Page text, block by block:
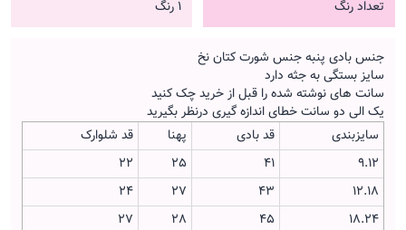
تعداد رنگ 1 رنگ
جنس بادی پنبه جنس شورت کتان نخ
سایز بستگی به جثه دارد
سانت های نوشته شده را قبل از خرید چک کنید
یک الی دو سانت خطای اندازه گیری درنظر بگیرید
سایزبندی
قد بادی پهنا
قد شلوارک
۹.۱۲
41
25
22
۱۲.۱۸
43
27
24
۱۸.۲۴
45
28
27